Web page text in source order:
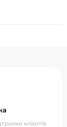
клієнтів